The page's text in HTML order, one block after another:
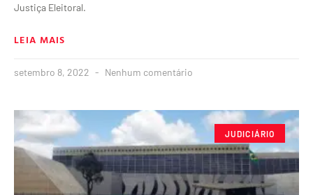
Justiça Eleitoral.
LEIA MAIS
setembro 8, 2022 Nenhum comentário
JUDICIÁRIO